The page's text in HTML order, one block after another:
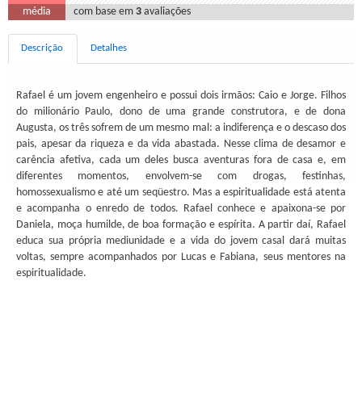
média com base em3 avaliações
Descrição Detalhes
Rafael é um jovem engenheiro e possui dois irmãos: Caio e Jorge. Filhos
do milionário Paulo, dono de uma grande construtora, e de dona
Augusta, os três sofrem de um mesmo mal: a indiferença e o descaso dos
pais, apesar da riqueza e da vida abastada. Nesse clima de desamor e
carência afetiva, cada um deles busca aventuras fora de casa e, em
diferentes momentos, envolvem-se com drogas, festinhas,
homossexualismo e até um seqüestro. Mas a espiritualidade está atenta
e acompanha o enredo de todos. Rafael conhece e apaixona-se por
Daniela, moça humilde, de boa formação e espírita. A partir daí, Rafael
educa sua própria mediunidade e a vida do jovem casal dará muitas
voltas, sempre acompanhados por Lucas e Fabiana, seus mentores na
espiritualidade.